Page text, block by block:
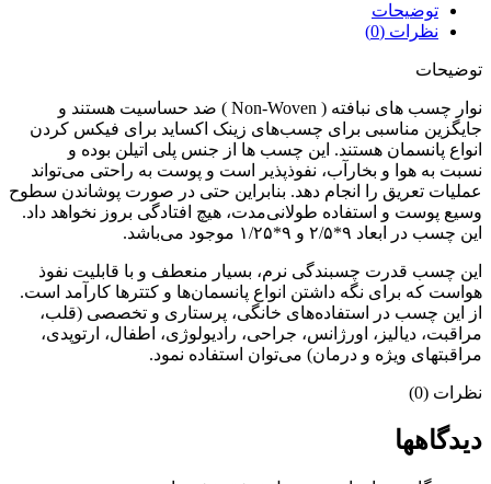
توضیحات
نظرات (0)
توضیحات
نوار چسب های نبافته ( Non-Woven ) ضد حساسیت هستند و
جایگزین مناسبی برای چسب‌های زینک اکساید برای فیکس کردن
انواع پانسمان هستند. این چسب ها از جنس پلی اتیلن بوده و
نسبت به هوا و بخارآب، نفوذپذیر است و پوست به راحتی می‌تواند
عملیات تعریق را انجام دهد. بنابراین حتی در صورت پوشاندن سطوح
وسیع پوست و استفاده طولانی‌مدت، هیچ‌ افتادگی بروز نخواهد داد.
این چسب در ابعاد ۹*۲/۵ و ۹*۱/۲۵ موجود می‌باشد.
این چسب قدرت چسبندگی نرم، بسیار منعطف و با قابلیت نفوذ
هواست که برای نگه داشتن انواع پانسمان‌ها و کتتر‌ها کارآمد است.
از این چسب در استفاده‌های خانگی، پرستاری و تخصصی (قلب،
مراقبت، دیالیز، اورژانس، جراحی، رادیولوژی، اطفال، ارتوپدی،
مراقبتهای ویژه و درمان) می‌توان استفاده نمود.
نظرات (0)
دیدگاهها